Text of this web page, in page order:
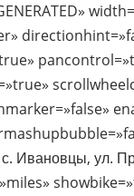
Ивановцы, ул.